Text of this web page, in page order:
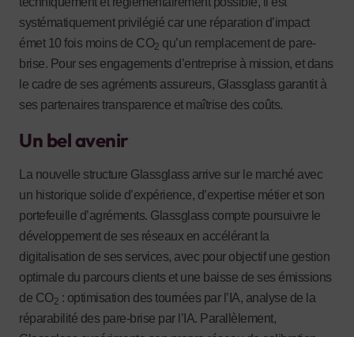
systématiquement privilégié car une réparation d’impact
émet 10 fois moins de CO2 qu’un remplacement de pare-
brise. Pour ses engagements d’entreprise à mission, et dans
le cadre de ses agréments assureurs, Glassglass garantit à
ses partenaires transparence et maîtrise des coûts.
Un bel avenir
La nouvelle structure Glassglass arrive sur le marché avec
un historique solide d’expérience, d’expertise métier et son
portefeuille d’agréments. Glassglass compte poursuivre le
développement de ses réseaux en accélérant la
digitalisation de ses services, avec pour objectif une gestion
optimale du parcours clients et une baisse de ses émissions
de CO2 : optimisation des tournées par l’IA, analyse de la
réparabilité des pare-brise par l’IA. Parallèlement,